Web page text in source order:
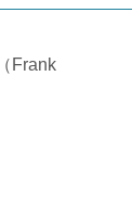
Frank